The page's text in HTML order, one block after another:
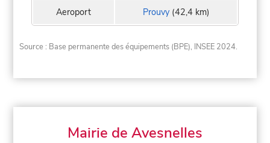
Aeroport Prouvy(42,4 km)
Source : Base permanente des équipements (BPE), INSEE 2024.
Mairie de Avesnelles